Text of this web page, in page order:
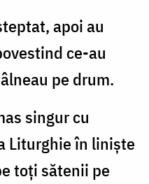
apoi au
ce-au
pe drum.
singur cu
Liturghie în liniște
toți sătenii pe